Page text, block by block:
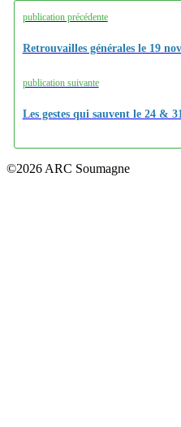
publication précédente
Retrouvailles générales le 19
publication suivante
Les gestes qui sauvent le 24 &
©2026 ARC Soumagne